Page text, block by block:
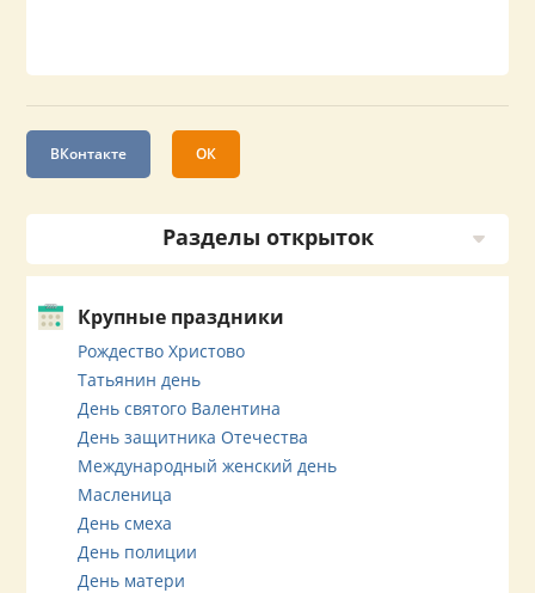
ВКонтакте ОК
Разделы открыток
Крупные праздники
Рождество Христово
Татьянин день
День святого Валентина
День защитника Отечества
Международный женский день
Масленица
День смеха
День полиции
День матери